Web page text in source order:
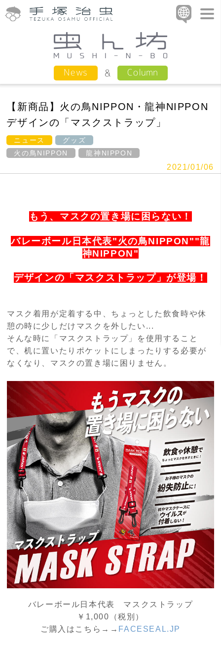
News Column
【新商品】火の鳥NIPPON・龍神NIPPON
デザインの「マスクストラップ」
ニュース
グッズ
火の鳥NIPPON
龍神NIPPON
2021/01/06
もう、マスクの置き場に困らない！
バレーボール日本代表"火の鳥NIPPON""龍
神NIPPON"
デザインの「マスクストラップ」が登場！
マスク着用が定着する中、ちょっとした飲食時や休
憩の時に少しだけマスクを外したい...
そんな時に「マスクストラップ」を使用すること
で、机に置いたりポケットにしまったりする必要が
なくなり、マスクの置き場に困りません。
バレーボール日本代表 マスクストラップ
￥1,000（税別）
ご購入はこちら→→ FACESEAL.JP